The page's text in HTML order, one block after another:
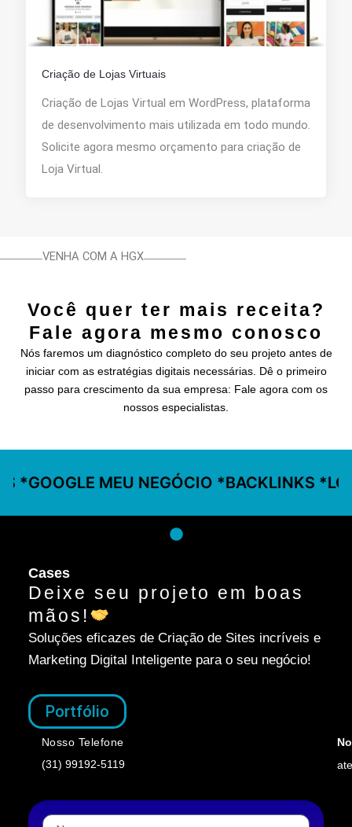
Criação de Lojas Virtuais
Criação de Lojas Virtual em WordPress, plataforma
de desenvolvimento mais utilizada em todo mundo.
Solicite agora mesmo orçamento para criação de
Loja Virtual.
VENHA COM A HGX
Você quer ter mais receita?
Fale agora mesmo conosco
Nós faremos um diagnóstico completo do seu projeto antes de
iniciar com as estratégias digitais necessárias. Dê o primeiro
passo para crescimento da sua empresa: Fale agora com os
nossos especialistas.
*GOOGLE MEU NEGÓCIO *BACKLINKS
Cases
Deixe seu projeto em boas
mãos!
Soluções eficazes de Criação de Sites incríveis e
Marketing Digital Inteligente para o seu negócio!
Portfólio
Nosso Telefone
(31) 99192-5119